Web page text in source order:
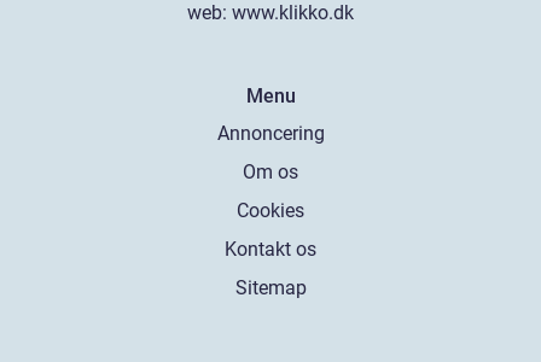
web: www.klikko.dk
Menu
Annoncering
Om os
Cookies
Kontakt os
Sitemap